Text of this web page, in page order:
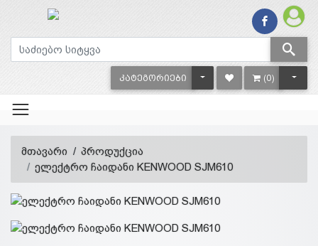
ᲙᲐᲢᲔᲒᲝᲠᲘᲔᲑᲘ TOGGLE DROPDOWN
(0)
მთავარი
პროდუქცია
ელექტრო ჩაიდანი KENWOOD SJM610